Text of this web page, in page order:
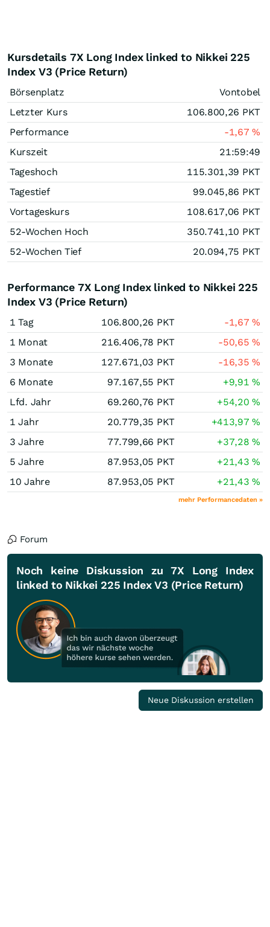
Kursdetails 7X Long Index linked to Nikkei 225
Index V3 (Price Return)
Börsenplatz
Vontobel
Letzter Kurs
106.800,26 PKT
Performance
-1,67%
Kurszeit
21:59:49
Tageshoch
115.301,39 PKT
Tagestief
99.045,86 PKT
Vortageskurs
108.617,06 PKT
52-Wochen Hoch
350.741,10 PKT
52-Wochen Tief
20.094,75 PKT
Performance 7X Long Index linked to Nikkei 225
Index V3 (Price Return)
1 Tag 106.800,26 PKT -1,67%
1 Monat
216.406,78 PKT -50,65%
3 Monate
127.671,03 PKT -16,35%
6 Monate
97.167,55 PKT +9,91%
Lfd. Jahr
69.260,76 PKT +54,20%
1 Jahr
20.779,35 PKT +413,97%
3 Jahre
77.799,66 PKT +37,28%
5 Jahre
87.953,05 PKT +21,43%
10 Jahre
87.953,05 PKT +21,43%
mehr Performancedaten »
Forum
Noch keine Diskussion zu 7X Long Index
linked to Nikkei 225 Index V3 (Price Return)
Neue Diskussion erstellen